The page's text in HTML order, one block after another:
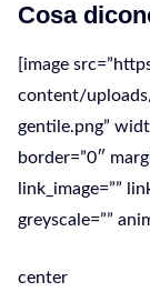
Cosa
[image
content/
gentile.png”
border=”0″
link_image=””
greyscale=””
center